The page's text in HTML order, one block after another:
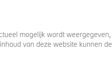
mogelijk wordt
van deze website kunnen